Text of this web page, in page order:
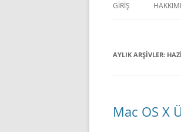
GIRIŞ
AYLIK ARŞIVLER:
Mac OS X